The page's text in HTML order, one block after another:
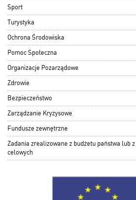
Sport
Turystyka
Ochrona Środowiska
Pomoc Społeczna
Organizacje Pozarządowe
Zdrowie
Bezpieczeństwo
Zarządzanie Kryzysowe
Fundusze zewnętrzne
Zadania zrealizowane z budżetu państwa lub
celowych